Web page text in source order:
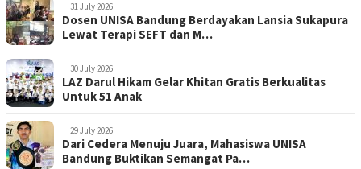
31 July 2026
Dosen UNISA Bandung Berdayakan Lansia Sukapura
Lewat Terapi SEFT dan M…
30 July 2026
LAZ Darul Hikam Gelar Khitan Gratis Berkualitas
Untuk 51 Anak
29 July 2026
Dari Cedera Menuju Juara, Mahasiswa UNISA
Bandung Buktikan Semangat Pa…